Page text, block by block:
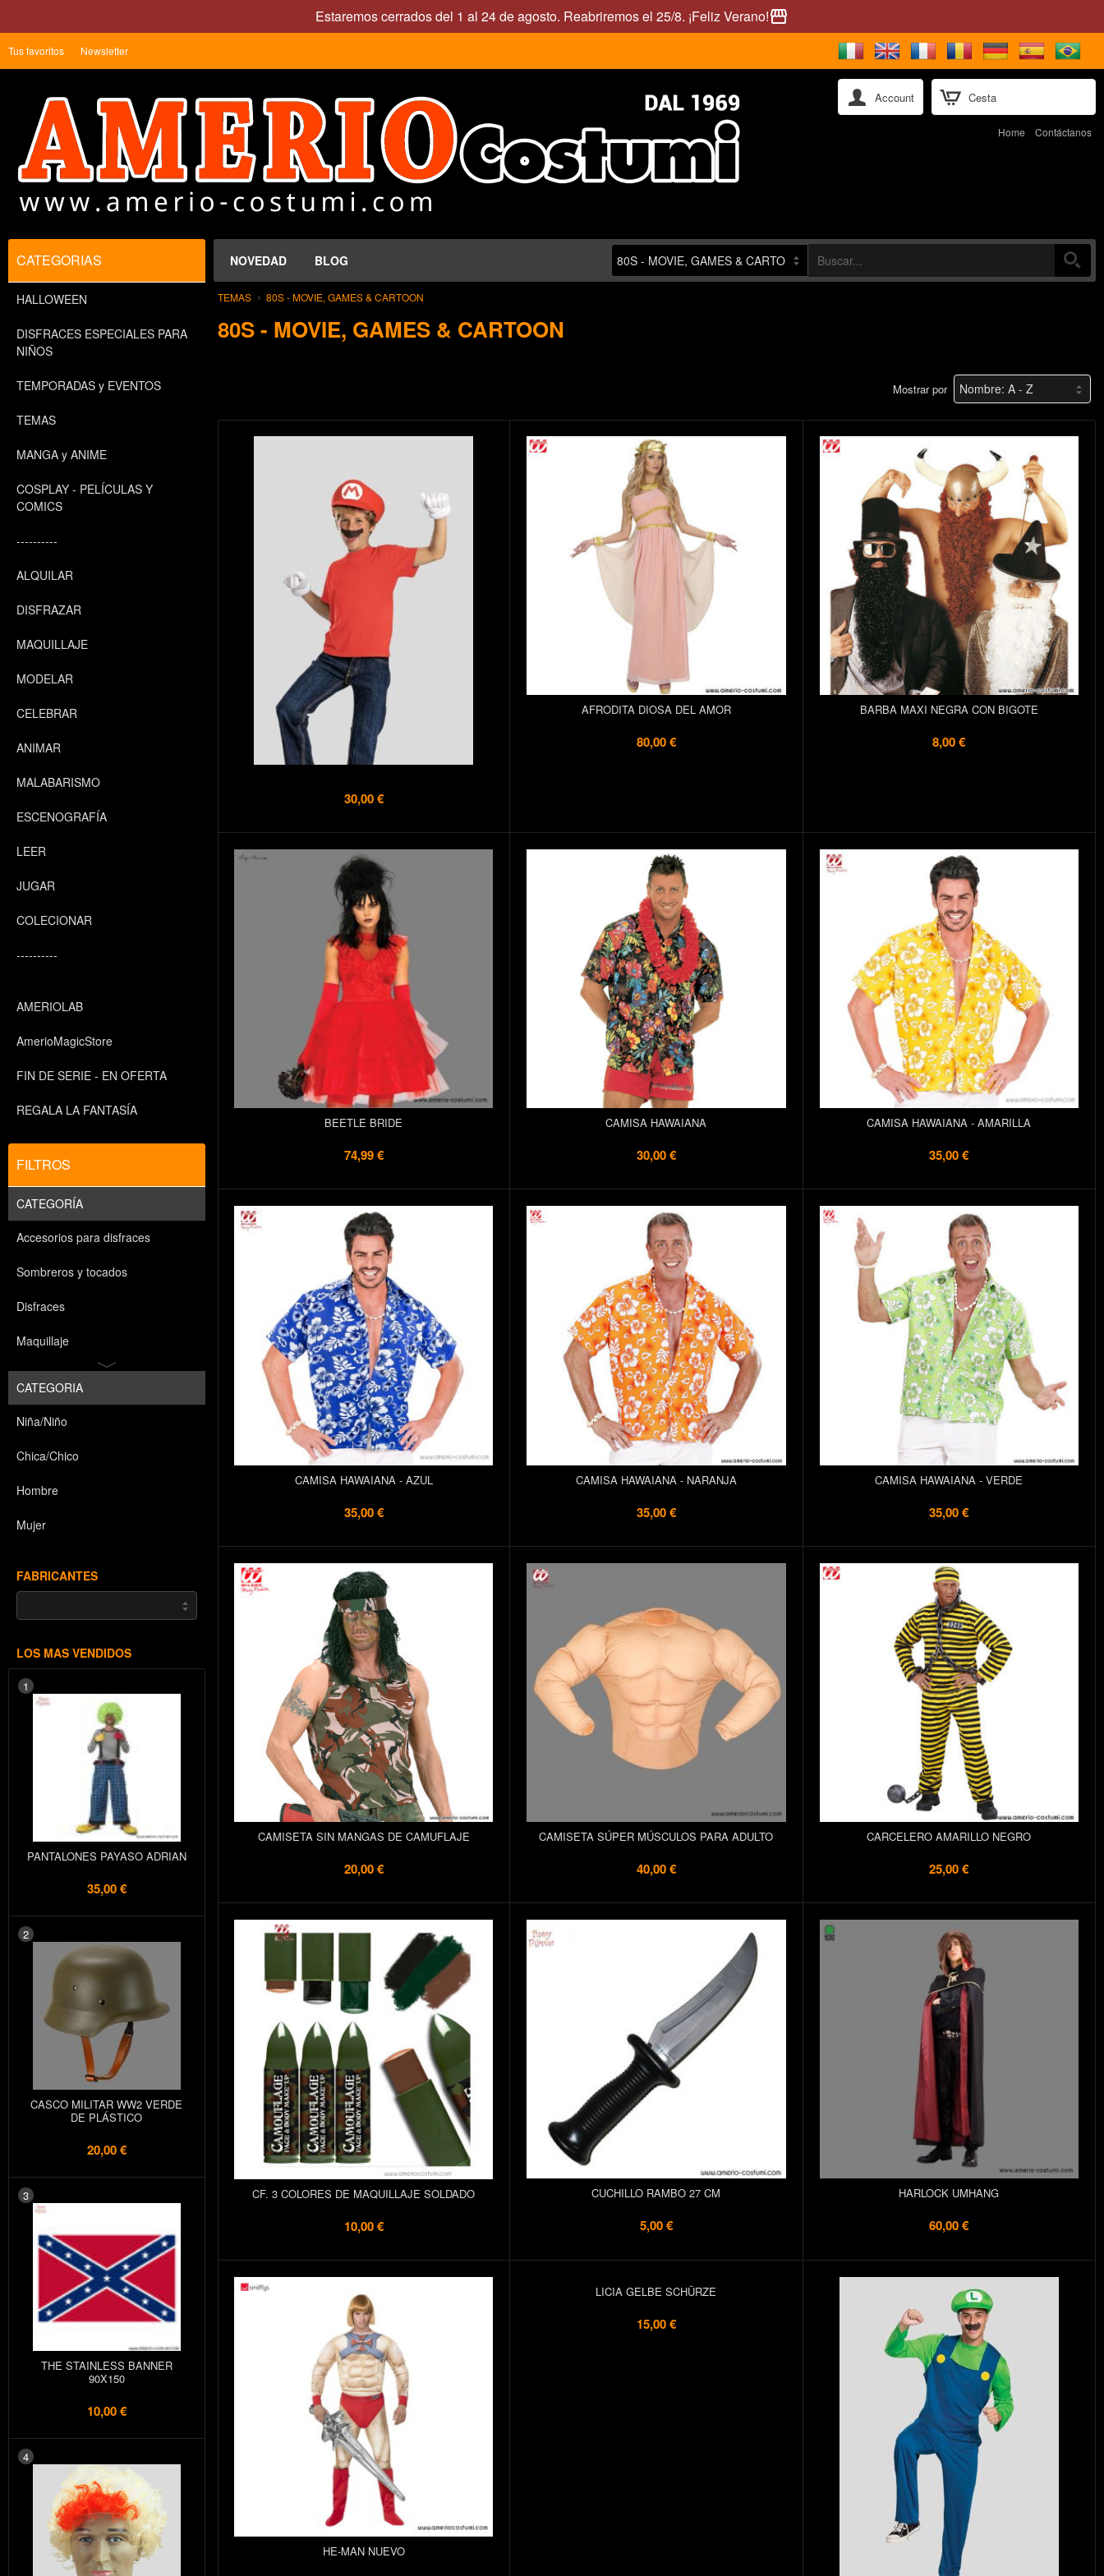
Estaremos cerrados del 1 al 24 de agosto. Reabriremos el 25/8. ¡Feliz Verano!storefront
Cesta
Tus favoritos Newsletter
Account
Home Contáctanos
NOVEDAD BLOG
CATEGORIAS
HALLOWEEN
DISFRACES ESPECIALES PARA
NIÑOS
TEMPORADAS y EVENTOS
TEMAS
MANGA y ANIME
COSPLAY - PELÍCULAS Y
COMICS
----------
ALQUILAR
DISFRAZAR
MAQUILLAJE
MODELAR
CELEBRAR
ANIMAR
MALABARISMO
ESCENOGRAFÍA
LEER
JUGAR
COLECIONAR
----------
AMERIOLAB
AmerioMagicStore
FIN DE SERIE - EN OFERTA
REGALA LA FANTASÍA
FILTROS
CATEGORÍA
Accesorios para disfraces
Sombreros y tocados
Disfraces
Maquillaje
CATEGORIA
Niña/Niño
Chica/Chico
Hombre
Mujer
FABRICANTES
LOS MAS VENDIDOS
1
PANTALONES PAYASO ADRIAN
35,00 €
2
CASCO MILITAR WW2 VERDE
DE PLÁSTICO
20,00 €
3
THE STAINLESS BANNER
90X150
10,00 €
4
TEMAS 80S - MOVIE, GAMES & CARTOON
80S - MOVIE, GAMES & CARTOON
Mostrar por
30,00 €
AFRODITA DIOSA DEL AMOR
80,00 €
BARBA MAXI NEGRA CON BIGOTE
8,00 €
BEETLE BRIDE
74,99 €
CAMISA HAWAIANA
30,00 €
CAMISA HAWAIANA - AMARILLA
35,00 €
CAMISA HAWAIANA - AZUL
35,00 €
CAMISA HAWAIANA - NARANJA
35,00 €
CAMISA HAWAIANA - VERDE
35,00 €
CAMISETA SIN MANGAS DE CAMUFLAJE
20,00 €
CAMISETA SÚPER MÚSCULOS PARA ADULTO
40,00 €
CARCELERO AMARILLO NEGRO
25,00 €
CF. 3 COLORES DE MAQUILLAJE SOLDADO
10,00 €
CUCHILLO RAMBO 27 CM
5,00 €
HARLOCK UMHANG
60,00 €
HE-MAN NUEVO
LICIA GELBE SCHÜRZE
15,00 €